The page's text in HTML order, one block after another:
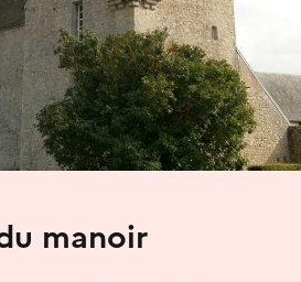
manoir